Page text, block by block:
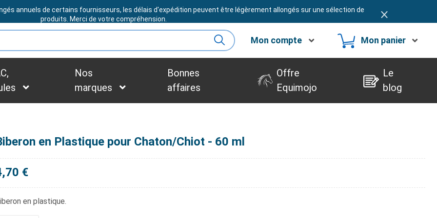
BESOIN D'ASSISTANCE ?
annuels de certains fournisseurs, les délais d'expédition peuvent être légèrement allongés sur une sélection de
produits. Merci de votre compréhension.
Mon compte Mon panier
Nos
marques
Bonnes
affaires
Offre
Equimojo
Le
blog
en Plastique pour Chaton/Chiot - 60 ml
€
en plastique.